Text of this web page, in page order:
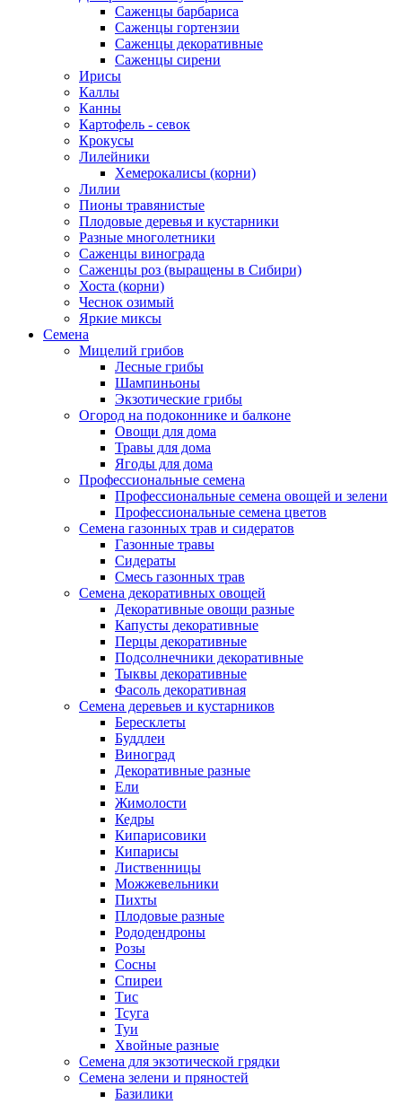
Саженцы барбариса
Саженцы гортензии
Саженцы декоративные
Саженцы сирени
Ирисы
Каллы
Канны
Картофель - севок
Крокусы
Лилейники
Хемерокалисы (корни)
Лилии
Пионы травянистые
Плодовые деревья и кустарники
Разные многолетники
Саженцы винограда
Саженцы роз (выращены в Сибири)
Хоста (корни)
Чеснок озимый
Яркие миксы
Семена
Мицелий грибов
Лесные грибы
Шампиньоны
Экзотические грибы
Огород на подоконнике и балконе
Овощи для дома
Травы для дома
Ягоды для дома
Профессиональные семена
Профессиональные семена овощей и зелени
Профессиональные семена цветов
Семена газонных трав и сидератов
Газонные травы
Сидераты
Смесь газонных трав
Семена декоративных овощей
Декоративные овощи разные
Капусты декоративные
Перцы декоративные
Подсолнечники декоративные
Тыквы декоративные
Фасоль декоративная
Семена деревьев и кустарников
Бересклеты
Буддлеи
Виноград
Декоративные разные
Ели
Жимолости
Кедры
Кипарисовики
Кипарисы
Лиственницы
Можжевельники
Пихты
Плодовые разные
Рододендроны
Розы
Сосны
Спиреи
Тис
Тсуга
Туи
Хвойные разные
Семена для экзотической грядки
Семена зелени и пряностей
Базилики